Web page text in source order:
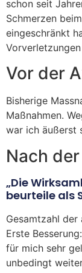
schon seit
Schmerzen
eingeschränkt
Vor der
Bisherige
Maßnahmen.
war ich äußerst
Nach
„Die
beurteile als
Gesamtzahl der
Erste
für mich sehr
unbedingt